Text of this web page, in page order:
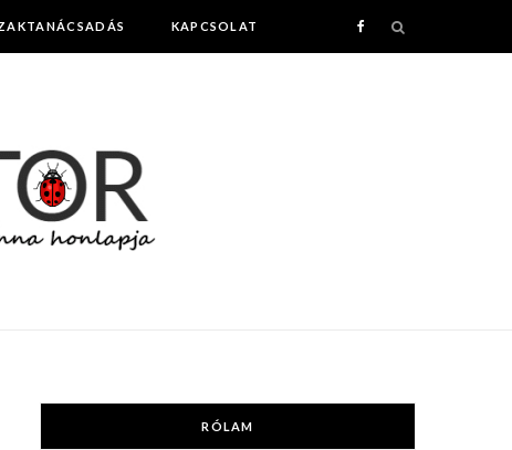
KAPCSOLAT
RÓLAM